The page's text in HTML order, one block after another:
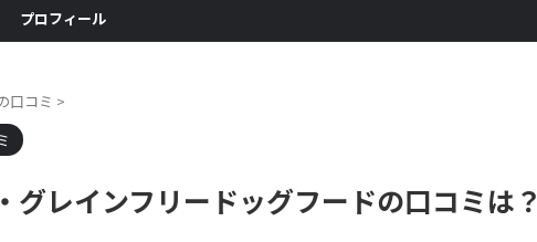
プロフィール
口コミ >
グレインフリードッグフードの口コミは？